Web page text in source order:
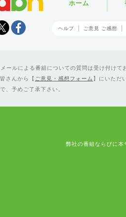
Tweet
ホーム
ヘルプ ご意見 ご感想
メールによる番組についての質問は受け付け
皆さんから【 ご意見・感想フォーム 】にいただ
で、予めご了承下さい。
弊社の番組ならびに